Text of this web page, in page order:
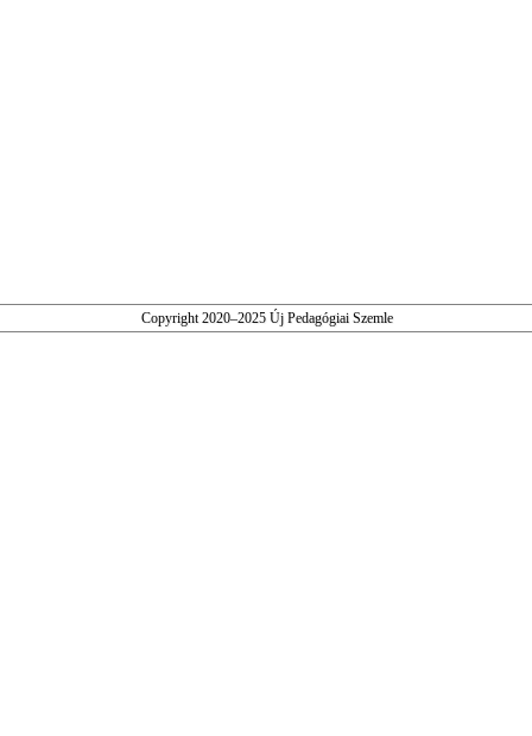
Copyright 2020–2025 Új Pedagógiai Szemle